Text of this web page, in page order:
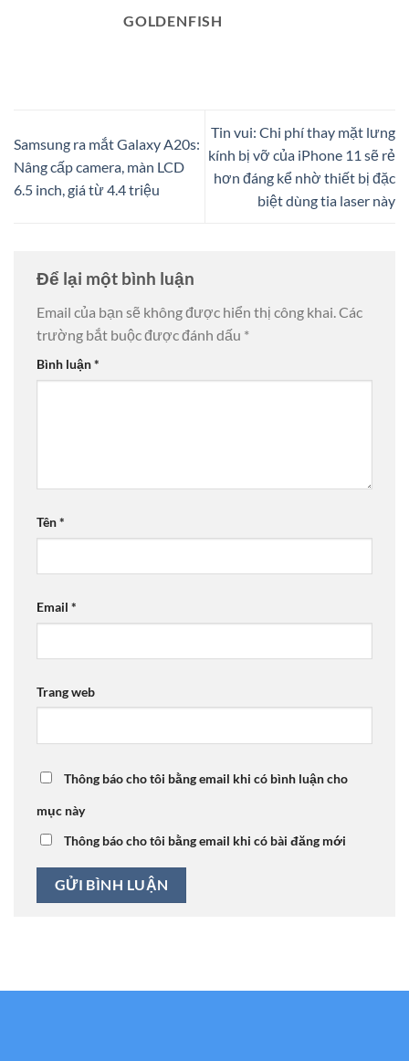
GOLDENFISH
Samsung ra mắt Galaxy A20s:
Nâng cấp camera, màn LCD
6.5 inch, giá từ 4.4 triệu
Tin vui: Chi phí thay mặt lưng
kính bị vỡ của iPhone 11 sẽ rẻ
hơn đáng kể nhờ thiết bị đặc
biệt dùng tia laser này
Để lại một bình luận
Email của bạn sẽ không được hiển thị công khai.Các
trường bắt buộc được đánh dấu *
Bình luận*
Tên*
Email *
Trang web
Thông báo cho tôi bằng email khi có bình luận cho
mục này
Thông báo cho tôi bằng email khi có bài đăng mới